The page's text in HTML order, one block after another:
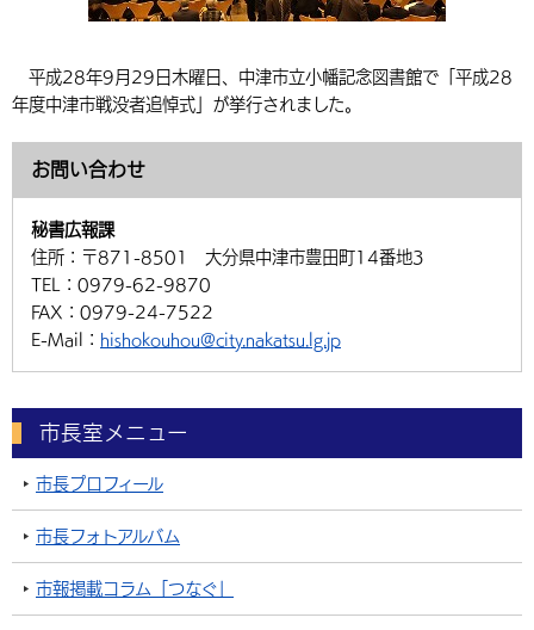
平成28年9月29日木曜日、中津市立小幡記念図書館で「平成28
年度中津市戦没者追悼式」が挙行されました。
お問い合わせ
秘書広報課
住所： 〒871-8501 大分県中津市豊田町14番地3
TEL： 0979-62-9870
FAX： 0979-24-7522
E-Mail： hishokouhou@city.nakatsu.lg.jp
市長室メニュー
市長プロフィール
市長フォトアルバム
市報掲載コラム「つなぐ」